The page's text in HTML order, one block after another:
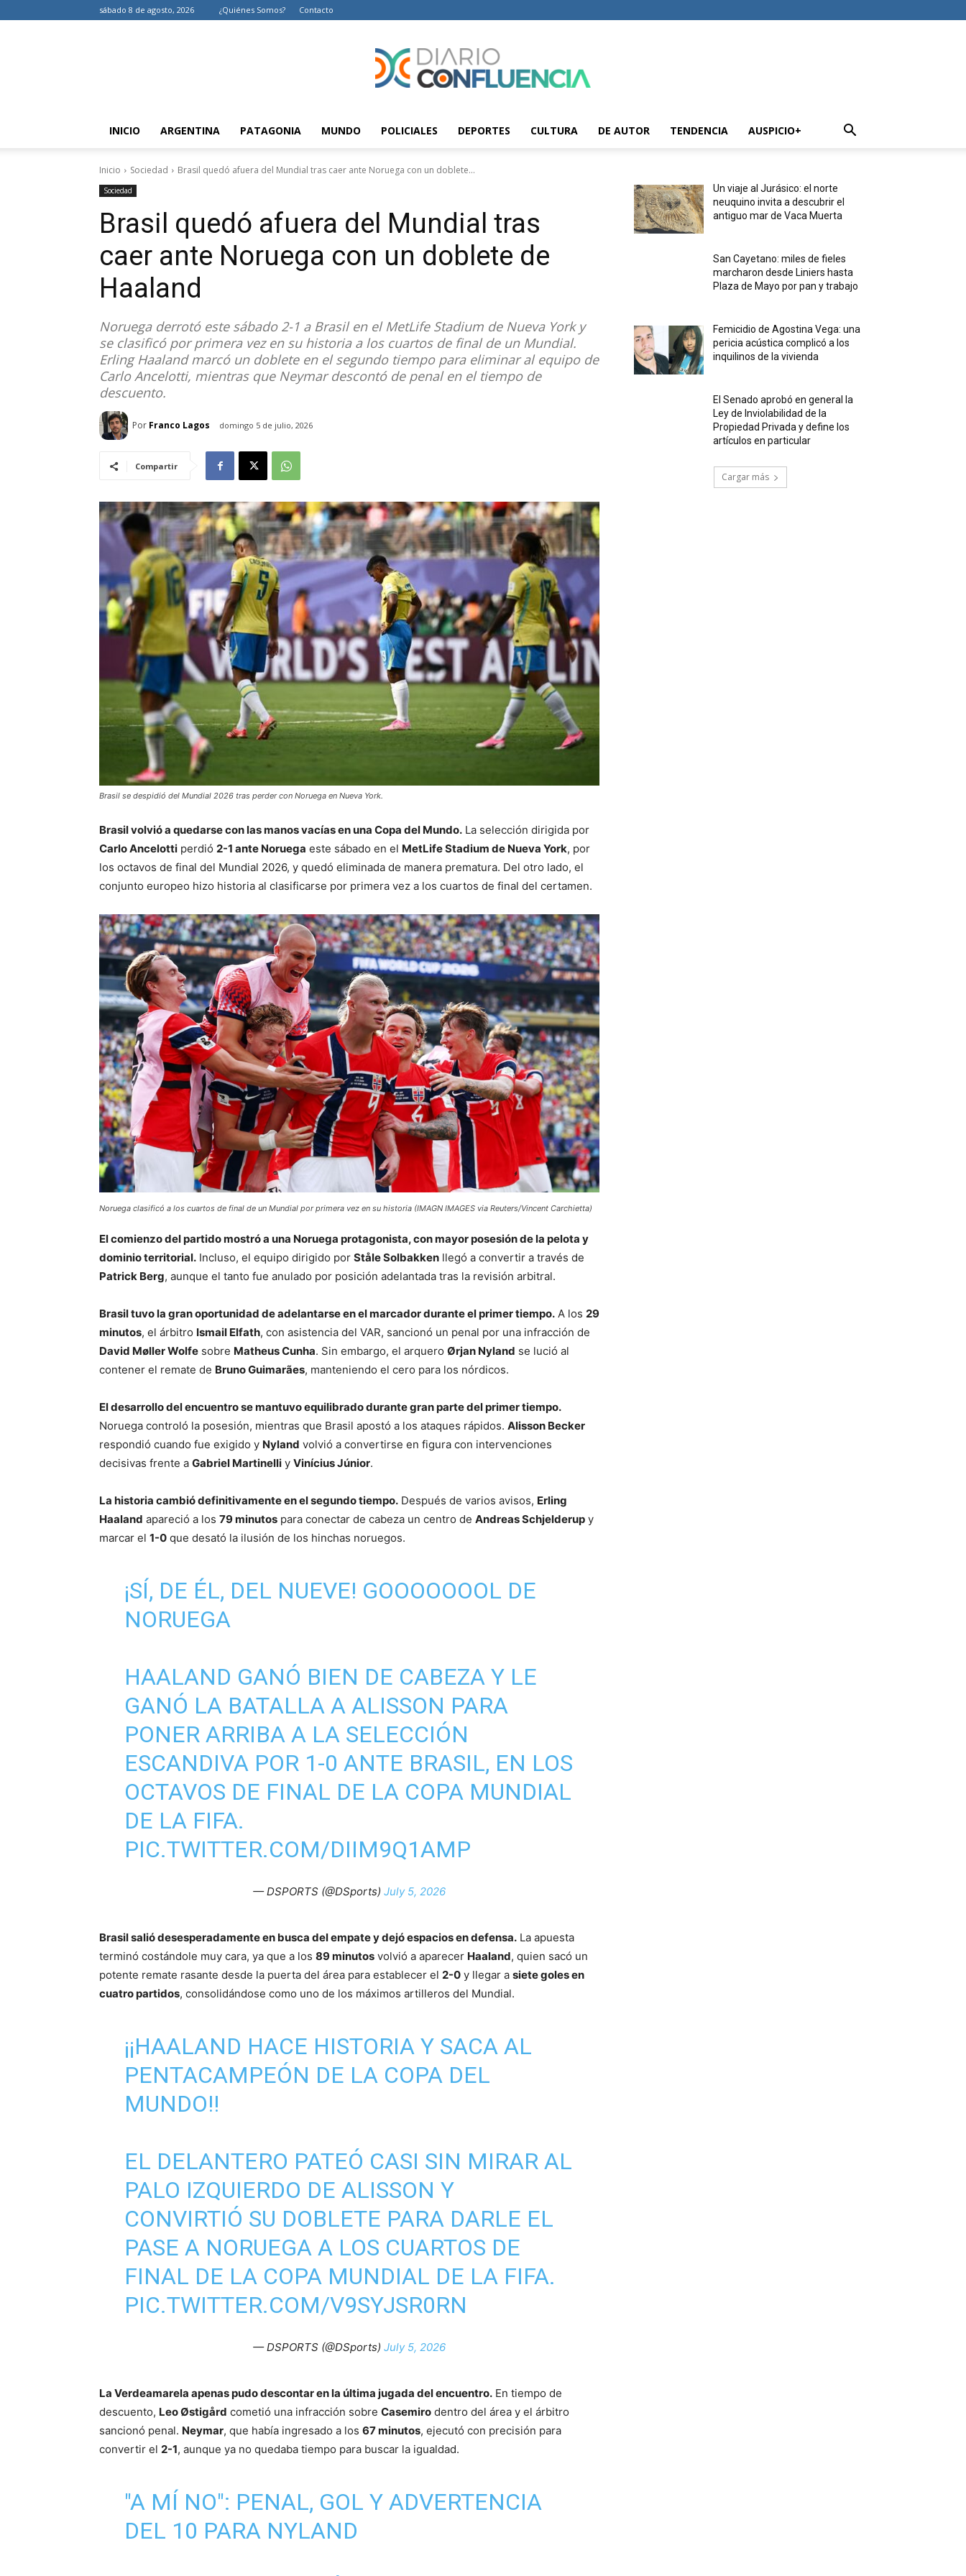
sábado 8 de agosto, 2026 ¿Quiénes Somos? Contacto
Diario
Confluencia
de
Argentina
INICIO ARGENTINA PATAGONIA MUNDO POLICIALES DEPORTES CULTURA DE AUTOR TENDENCIA AUSPICIO+
Inicio Sociedad Brasil quedó afuera del Mundial tras caer ante Noruega con un doblete...
Sociedad
Brasil quedó afuera del Mundial tras
caer ante Noruega con un doblete de
Haaland
Noruega derrotó este sábado 2-1 a Brasil en el MetLife Stadium de Nueva York y
se clasificó por primera vez en su historia a los cuartos de final de un Mundial.
Erling Haaland marcó un doblete en el segundo tiempo para eliminar al equipo de
Carlo Ancelotti, mientras que Neymar descontó de penal en el tiempo de
descuento.
Por Franco Lagos domingo 5 de julio, 2026
Compartir
Brasil se despidió del Mundial 2026 tras perder con Noruega en Nueva York.
Brasil volvió a quedarse con las manos vacías en una Copa del Mundo. La selección dirigida por
Carlo Ancelotti perdió 2-1 ante Noruega este sábado en el MetLife Stadium de Nueva York, por
los octavos de final del Mundial 2026, y quedó eliminada de manera prematura. Del otro lado, el
conjunto europeo hizo historia al clasificarse por primera vez a los cuartos de final del certamen.
Noruega clasificó a los cuartos de final de un Mundial por primera vez en su historia (IMAGN IMAGES via Reuters/Vincent Carchietta)
El comienzo del partido mostró a una Noruega protagonista, con mayor posesión de la pelota y
dominio territorial. Incluso, el equipo dirigido por Ståle Solbakken llegó a convertir a través de
Patrick Berg, aunque el tanto fue anulado por posición adelantada tras la revisión arbitral.
Brasil tuvo la gran oportunidad de adelantarse en el marcador durante el primer tiempo. A los 29
minutos, el árbitro Ismail Elfath, con asistencia del VAR, sancionó un penal por una infracción de
David Møller Wolfe sobre Matheus Cunha. Sin embargo, el arquero Ørjan Nyland se lució al
contener el remate de Bruno Guimarães, manteniendo el cero para los nórdicos.
El desarrollo del encuentro se mantuvo equilibrado durante gran parte del primer tiempo.
Noruega controló la posesión, mientras que Brasil apostó a los ataques rápidos. Alisson Becker
respondió cuando fue exigido y Nyland volvió a convertirse en figura con intervenciones
decisivas frente a Gabriel Martinelli y Vinícius Júnior.
La historia cambió definitivamente en el segundo tiempo. Después de varios avisos, Erling
Haaland apareció a los 79 minutos para conectar de cabeza un centro de Andreas Schjelderup y
marcar el 1-0 que desató la ilusión de los hinchas noruegos.
¡SÍ, DE ÉL, DEL NUEVE! GOOOOOOOL DE
NORUEGA
HAALAND GANÓ BIEN DE CABEZA Y LE
GANÓ LA BATALLA A ALISSON PARA
PONER ARRIBA A LA SELECCIÓN
ESCANDIVA POR 1-0 ANTE BRASIL, EN LOS
OCTAVOS DE FINAL DE LA COPA MUNDIAL
DE LA FIFA.
PIC.TWITTER.COM/DIIM9Q1AMP
— DSPORTS (@DSports) July 5, 2026
Brasil salió desesperadamente en busca del empate y dejó espacios en defensa. La apuesta
terminó costándole muy cara, ya que a los 89 minutos volvió a aparecer Haaland, quien sacó un
potente remate rasante desde la puerta del área para establecer el 2-0 y llegar a siete goles en
cuatro partidos, consolidándose como uno de los máximos artilleros del Mundial.
¡¡HAALAND HACE HISTORIA Y SACA AL
PENTACAMPEÓN DE LA COPA DEL
MUNDO!!
EL DELANTERO PATEÓ CASI SIN MIRAR AL
PALO IZQUIERDO DE ALISSON Y
CONVIRTIÓ SU DOBLETE PARA DARLE EL
PASE A NORUEGA A LOS CUARTOS DE
FINAL DE LA COPA MUNDIAL DE LA FIFA.
PIC.TWITTER.COM/V9SYJSR0RN
— DSPORTS (@DSports) July 5, 2026
La Verdeamarela apenas pudo descontar en la última jugada del encuentro. En tiempo de
descuento, Leo Østigård cometió una infracción sobre Casemiro dentro del área y el árbitro
sancionó penal. Neymar, que había ingresado a los 67 minutos, ejecutó con precisión para
convertir el 2-1, aunque ya no quedaba tiempo para buscar la igualdad.
"A MÍ NO": PENAL, GOL Y ADVERTENCIA
DEL 10 PARA NYLAND
Un viaje al Jurásico: el norte
neuquino invita a descubrir el
antiguo mar de Vaca Muerta
San Cayetano: miles de fieles
marcharon desde Liniers hasta
Plaza de Mayo por pan y trabajo
Femicidio de Agostina Vega: una
pericia acústica complicó a los
inquilinos de la vivienda
El Senado aprobó en general la
Ley de Inviolabilidad de la
Propiedad Privada y define los
artículos en particular
Cargar más